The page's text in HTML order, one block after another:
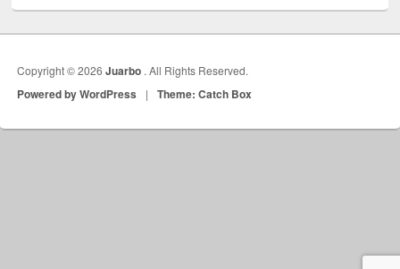
Copyright © 2026Juarbo . All Rights Reserved.
Powered by WordPress | Theme: Catch Box